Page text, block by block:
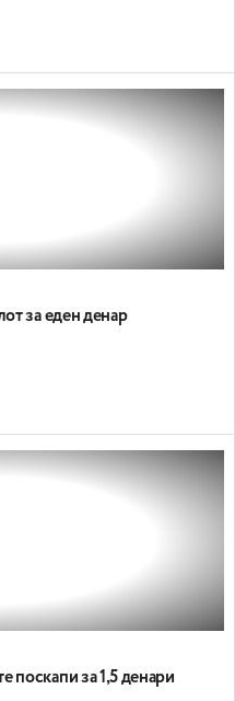
за еден денар
поскапи за 1,5 денари